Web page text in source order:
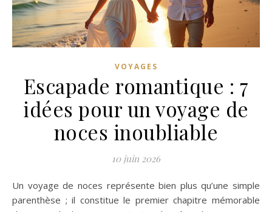
VOYAGES
Escapade romantique : 7
idées pour un voyage de
noces inoubliable
10 juin 2026
Un voyage de noces représente bien plus qu’une simple
parenthèse ; il constitue le premier chapitre mémorable